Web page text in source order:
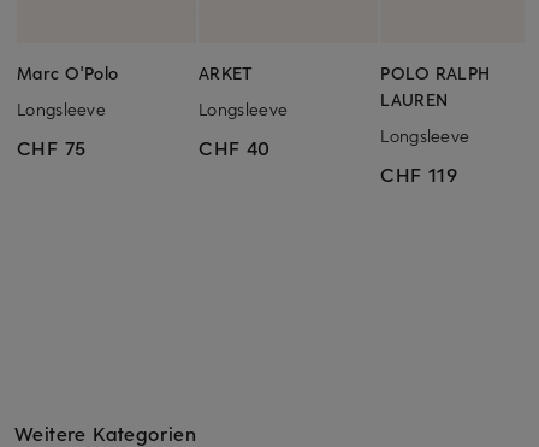
Marc O'Polo
Longsleeve
CHF 75
ARKET
Longsleeve
CHF 40
POLO RALPH
LAUREN
Longsleeve
CHF 119
Weitere Kategorien